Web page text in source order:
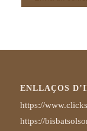
ENLLAÇOS
https://
https://